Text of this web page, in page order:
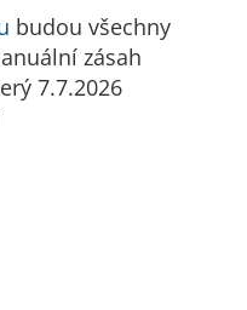
budou všechny
zásah
7.7.2026